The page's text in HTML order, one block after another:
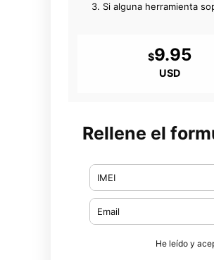
$9.95
USD
3. Si alguna herramienta
Rellene el
He leído y